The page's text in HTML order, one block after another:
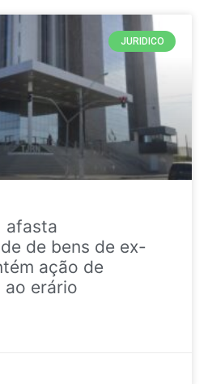
JURIDICO
afasta
de bens de ex-
ação de
ao erário